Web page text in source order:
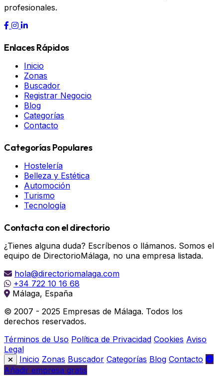
profesionales.
Enlaces Rápidos
Inicio
Zonas
Buscador
Registrar Negocio
Blog
Categorías
Contacto
Categorías Populares
Hostelería
Belleza y Estética
Automoción
Turismo
Tecnología
Contacta con el directorio
¿Tienes alguna duda? Escríbenos o llámanos. Somos el
equipo de DirectorioMálaga, no una empresa listada.
hola@directoriomalaga.com
+34 722 10 16 68
Málaga, España
© 2007 - 2025 Empresas de Málaga. Todos los
derechos reservados.
Términos de Uso Política de Privacidad Cookies Aviso
Legal
Inicio Zonas Buscador Categorías Blog Contacto
Añadir empresa gratis